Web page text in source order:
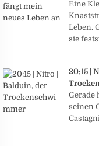
Eine
Leben.
sie
20:15 |
Gerade
seinen